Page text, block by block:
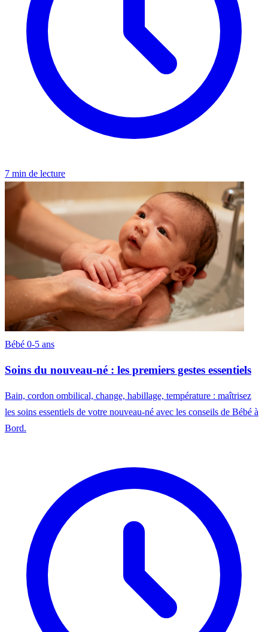
7 min de lecture
Bébé 0-5 ans
Soins du nouveau-né : les premiers gestes essentiels
Bain, cordon ombilical, change, habillage, température : maîtrisez
les soins essentiels de votre nouveau-né avec les conseils de Bébé à
Bord.